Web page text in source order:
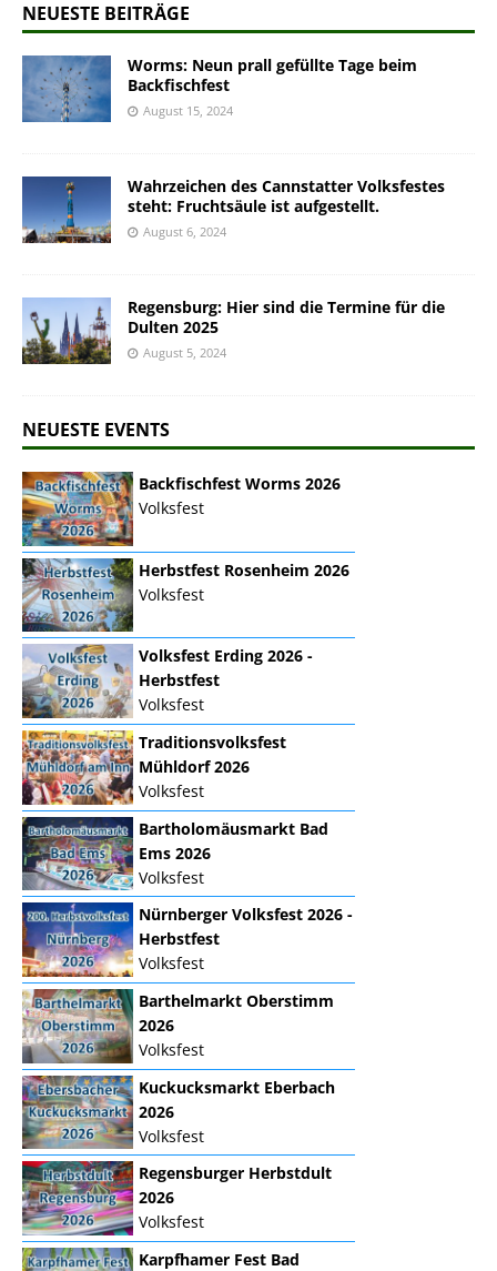
NEUESTE BEITRÄGE
Worms: Neun prall gefüllte Tage beim
Backfischfest
August 15, 2024
Wahrzeichen des Cannstatter Volksfestes
steht: Fruchtsäule ist aufgestellt.
August 6, 2024
Regensburg: Hier sind die Termine für die
Dulten 2025
August 5, 2024
NEUESTE EVENTS
Backfischfest Worms 2026
Volksfest
Herbstfest Rosenheim 2026
Volksfest
Volksfest Erding 2026 -
Herbstfest
Volksfest
Traditionsvolksfest
Mühldorf 2026
Volksfest
Bartholomäusmarkt Bad
Ems 2026
Volksfest
Nürnberger Volksfest 2026 -
Herbstfest
Volksfest
Barthelmarkt Oberstimm
2026
Volksfest
Kuckucksmarkt Eberbach
2026
Volksfest
Regensburger Herbstdult
2026
Volksfest
Karpfhamer Fest Bad